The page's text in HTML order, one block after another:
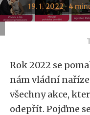
19. 1. 2022 · 4
Rok 2022 se
nám vládní
všechny akce,
odepřít. Pojďme